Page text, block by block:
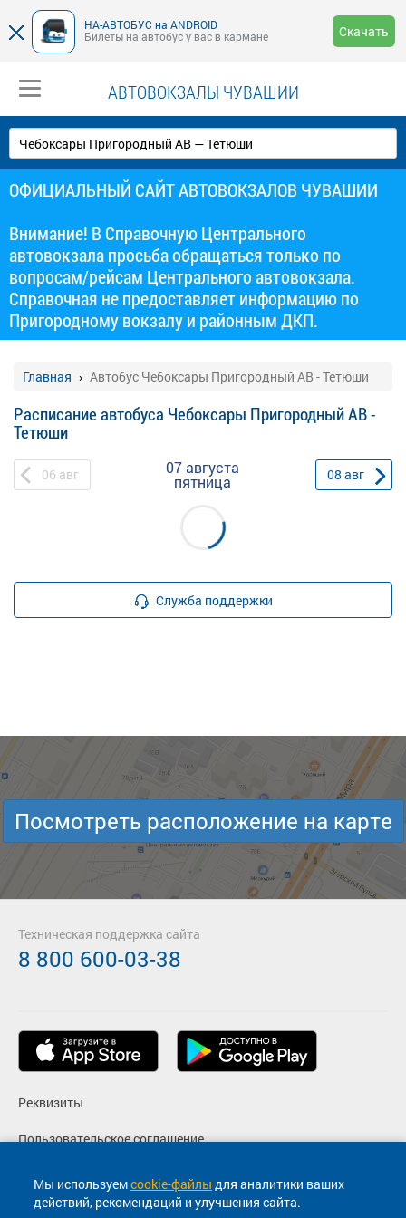
НА-АВТОБУС на ANDROID
Билеты на автобус у вас в кармане
Скачать
АВТОВОКЗАЛЫ ЧУВАШИИ
ОФИЦИАЛЬНЫЙ САЙТ АВТОВОКЗАЛОВ ЧУВАШИИ
Внимание! В Справочную Центрального
автовокзала просьба обращаться только по
вопросам/рейсам Центрального автовокзала.
Справочная не предоставляет информацию по
Пригородному вокзалу и районным ДКП.
Главная Автобус Чебоксары Пригородный АВ - Тетюши
Расписание автобуса Чебоксары Пригородный АВ -
Тетюши
06 авг 07 августа
пятница 08 авг
Служба поддержки
Мы используемcookie-файлы для аналитики ваших
действий, рекомендаций и улучшения сайта.
Посмотреть расположение на карте
Реквизиты
Пользовательское соглашение
Политика конфиденциальности
Согласие на маркетинговые сообщения
Техническая поддержка сайта
8 800 600-03-38